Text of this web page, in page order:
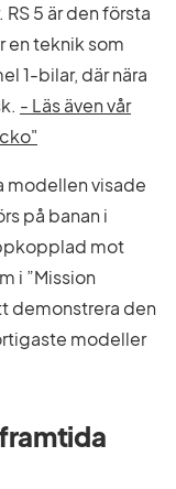
5 är den första
en teknik som
1-bilar, där nära
- Läs även vår
modellen visade
på banan i
mot
i ”Mission
demonstrera den
modeller